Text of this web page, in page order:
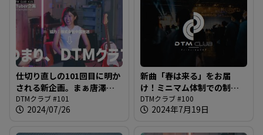
＠DTMクラブ #102
仕切り直しの101回目に明か
される新企画。まぁ唐澤さ
んには特に事前に話してな
いんですけども＠DTMクラ
DTMクラブ #101
2024/07/26
新曲「春は来る」をお届
け！ミニマム体制での制作
ながらついに到着した100回
目の放送。本当にありがと
DTMクラブ #100
2024年7月19日